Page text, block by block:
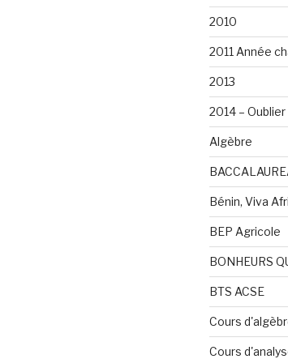
2010
2011 Année
2013
2014 –
Algèbre
Bénin, Viva
BEP Agricole
BONHEURS
BTS ACSE
Cours
Cours